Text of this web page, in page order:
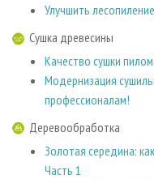
Улучшить
Сушка древесины
Качество сушки
Модернизация
профессионалам!
Деревообработка
Золотая середина:
Часть 1